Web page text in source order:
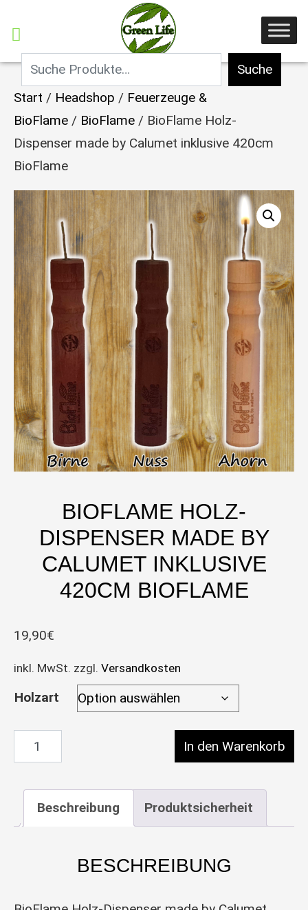
Suche
Start / Headshop / Feuerzeuge &
BioFlame / BioFlame / BioFlame Holz-
Dispenser made by Calumet inklusive 420cm
BioFlame
BIOFLAME HOLZ-
DISPENSER MADE BY
CALUMET INKLUSIVE
420CM BIOFLAME
19,90€
inkl. MwSt. zzgl. Versandkosten
Holzart
BioFlame Holz-Dispenser made by
In den Warenkorb
Beschreibung Produktsicherheit
BESCHREIBUNG